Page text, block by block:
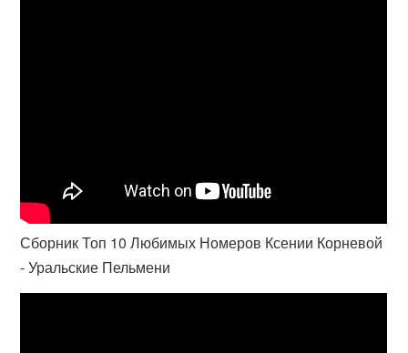
Сборник Топ 10 Любимых Номеров Ксении Корневой
- Уральские Пельмени